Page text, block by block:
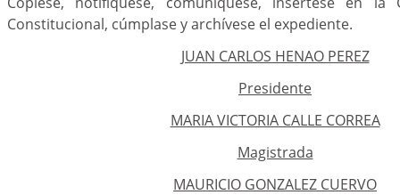
Constitucional, cúmplase y archívese el expediente.
JUAN CARLOS HENAO PEREZ
Presidente
MARIA VICTORIA CALLE CORREA
Magistrada
MAURICIO GONZALEZ CUERVO